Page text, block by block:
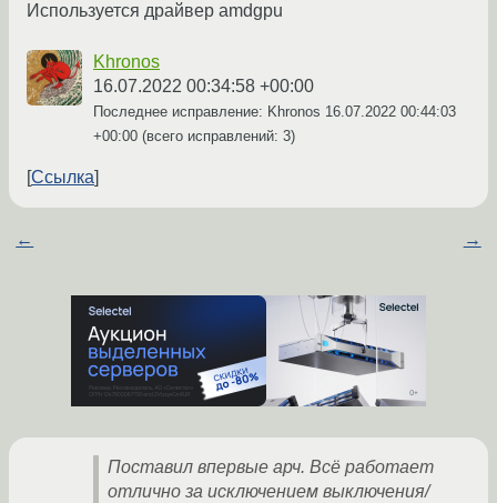
Используется драйвер amdgpu
Khronos
16.07.2022 00:34:58 +00:00
Последнее исправление: Khronos 16.07.2022 00:44:03
+00:00 (всего исправлений: 3)
Ссылка
← →
Поставил впервые арч. Всё работает
отлично за исключением выключения/